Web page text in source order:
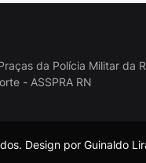
da Polícia Militar da
- ASSPRA RN
Design por Guinaldo